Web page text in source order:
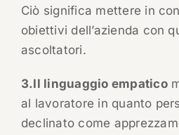
Ciò significa mettere in
obiettivi dell’azienda con
ascoltatori.
3.Il linguaggio empatico
al lavoratore in quanto
declinato come